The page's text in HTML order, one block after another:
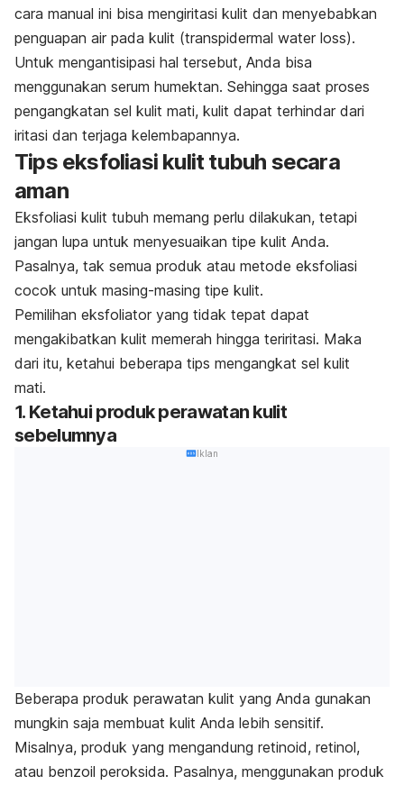
cara manual ini bisa mengiritasi kulit dan menyebabkan
penguapan air pada kulit (transpidermal water loss).
Untuk mengantisipasi hal tersebut, Anda bisa
menggunakan serum humektan. Sehingga saat proses
pengangkatan sel kulit mati, kulit dapat terhindar dari
iritasi dan terjaga kelembapannya.
Tips eksfoliasi kulit tubuh secara
aman
Eksfoliasi kulit tubuh memang perlu dilakukan, tetapi
jangan lupa untuk menyesuaikan tipe kulit Anda.
Pasalnya, tak semua produk atau metode eksfoliasi
cocok untuk masing-masing tipe kulit.
Pemilihan eksfoliator yang tidak tepat dapat
mengakibatkan kulit memerah hingga teriritasi. Maka
dari itu, ketahui beberapa tips mengangkat sel kulit
mati.
1. Ketahui produk perawatan kulit
sebelumnya
Iklan
Beberapa produk perawatan kulit yang Anda gunakan
mungkin saja membuat kulit Anda lebih sensitif.
Misalnya, produk yang mengandung retinoid, retinol,
atau benzoil peroksida. Pasalnya, menggunakan produk